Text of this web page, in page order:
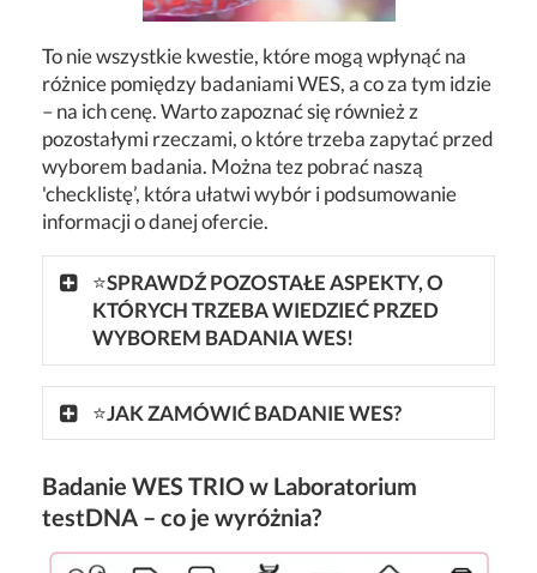
To nie wszystkie kwestie, które mogą wpłynąć na
różnice pomiędzy badaniami WES, a co za tym idzie
– na ich cenę. Warto zapoznać się również z
pozostałymi rzeczami, o które trzeba zapytać przed
wyborem badania. Można tez pobrać naszą
'checklistę’, która ułatwi wybór i podsumowanie
informacji o danej ofercie.
⭐SPRAWDŹ POZOSTAŁE ASPEKTY, O
KTÓRYCH TRZEBA WIEDZIEĆ PRZED
WYBOREM BADANIA WES!
⭐JAK ZAMÓWIĆ BADANIE WES?
Badanie WES TRIO w Laboratorium
testDNA – co je wyróżnia?